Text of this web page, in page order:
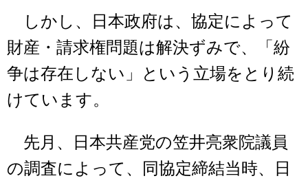
しかし、日本政府は、協定によって
財産・請求権問題は解決ずみで、「紛
争は存在しない」という立場をとり続
けています。
先月、日本共産党の笠井亮衆院議員
の調査によって、同協定締結当時、日